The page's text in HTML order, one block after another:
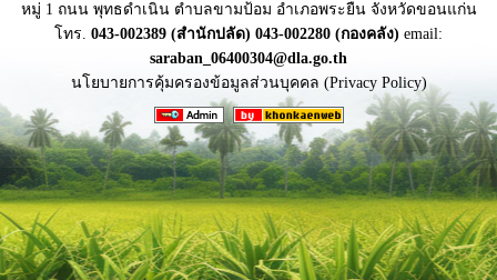
หมู่ 1 ถนน พุทธดำเนิน ตำบลขามป้อม อำเภอพระยืน จังหวัดขอนแก่น
โทร. 043-002389 (สำนักปลัด) 043-002280 (กองคลัง) email:
saraban_06400304@dla.go.th
นโยบายการคุ้มครองข้อมูลส่วนบุคคล (Privacy Policy)